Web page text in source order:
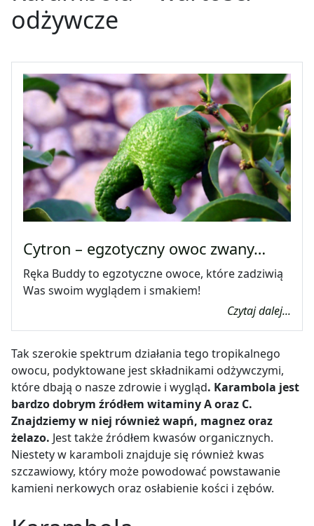
odżywcze
Cytron – egzotyczny owoc zwany…
Ręka Buddy to egzotyczne owoce, które zadziwią
Was swoim wyglądem i smakiem!
Czytaj dalej...
Tak szerokie spektrum działania tego tropikalnego
owocu, podyktowane jest składnikami odżywczymi,
które dbają o nasze zdrowie i wygląd. Karambola jest
bardzo dobrym źródłem witaminy A oraz C.
Znajdziemy w niej również wapń, magnez oraz
żelazo. Jest także źródłem kwasów organicznych.
Niestety w karamboli znajduje się również kwas
szczawiowy, który może powodować powstawanie
kamieni nerkowych oraz osłabienie kości i zębów.